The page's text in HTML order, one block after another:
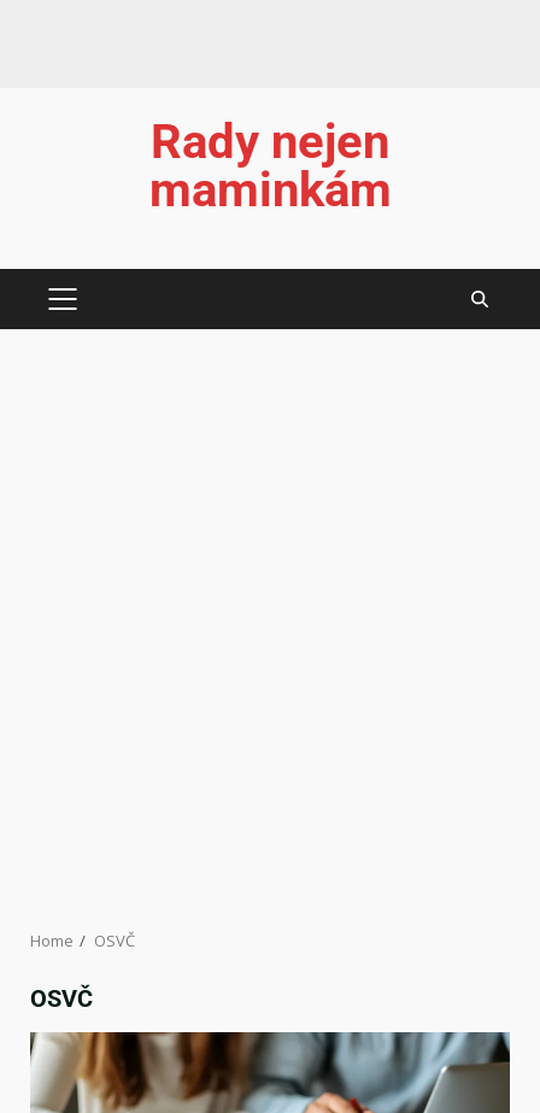
Rady nejen
maminkám
Home OSVČ
OSVČ